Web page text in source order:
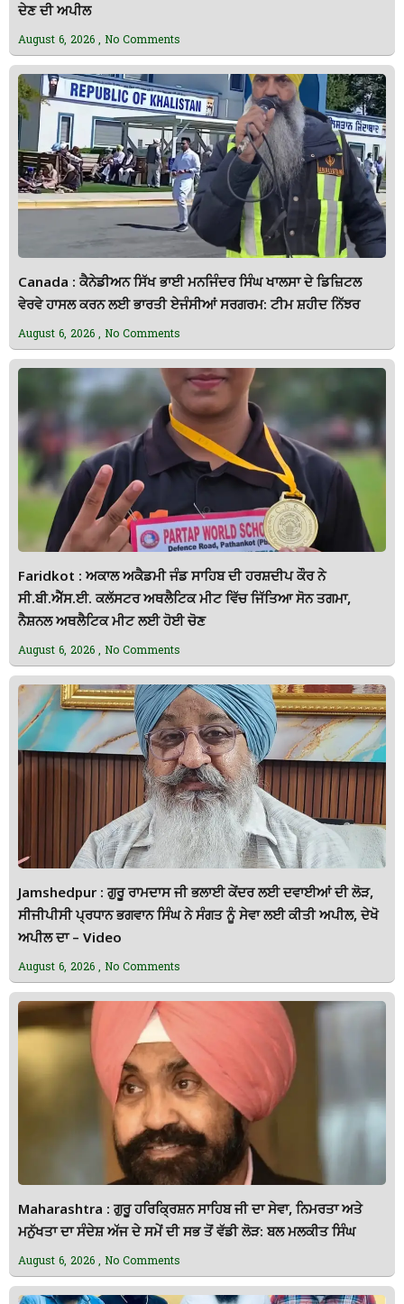
ਦੇਣ ਦੀ ਅਪੀਲ
August 6, 2026 No Comments
Canada : ਕੈਨੇਡੀਅਨ ਸਿੱਖ ਭਾਈ ਮਨਜਿੰਦਰ ਸਿੰਘ ਖਾਲਸਾ ਦੇ ਡਿਜ਼ਿਟਲ
ਵੇਰਵੇ ਹਾਸਲ ਕਰਨ ਲਈ ਭਾਰਤੀ ਏਜੰਸੀਆਂ ਸਰਗਰਮ: ਟੀਮ ਸ਼ਹੀਦ ਨਿੱਝਰ
August 6, 2026 No Comments
Faridkot : ਅਕਾਲ ਅਕੈਡਮੀ ਜੰਡ ਸਾਹਿਬ ਦੀ ਹਰਸ਼ਦੀਪ ਕੌਰ ਨੇ
ਸੀ.ਬੀ.ਐੱਸ.ਈ. ਕਲੱਸਟਰ ਅਥਲੈਟਿਕ ਮੀਟ ਵਿੱਚ ਜਿੱਤਿਆ ਸੋਨ ਤਗਮਾ,
ਨੈਸ਼ਨਲ ਅਥਲੈਟਿਕ ਮੀਟ ਲਈ ਹੋਈ ਚੋਣ
August 6, 2026 No Comments
Jamshedpur : ਗੁਰੂ ਰਾਮਦਾਸ ਜੀ ਭਲਾਈ ਕੇਂਦਰ ਲਈ ਦਵਾਈਆਂ ਦੀ ਲੋੜ,
ਸੀਜੀਪੀਸੀ ਪ੍ਰਧਾਨ ਭਗਵਾਨ ਸਿੰਘ ਨੇ ਸੰਗਤ ਨੂੰ ਸੇਵਾ ਲਈ ਕੀਤੀ ਅਪੀਲ, ਦੇਖੋ
ਅਪੀਲ ਦਾ – Video
August 6, 2026 No Comments
Maharashtra : ਗੁਰੂ ਹਰਿਕ੍ਰਿਸ਼ਨ ਸਾਹਿਬ ਜੀ ਦਾ ਸੇਵਾ, ਨਿਮਰਤਾ ਅਤੇ
ਮਨੁੱਖਤਾ ਦਾ ਸੰਦੇਸ਼ ਅੱਜ ਦੇ ਸਮੇਂ ਦੀ ਸਭ ਤੋਂ ਵੱਡੀ ਲੋੜ: ਬਲ ਮਲਕੀਤ ਸਿੰਘ
August 6, 2026 No Comments